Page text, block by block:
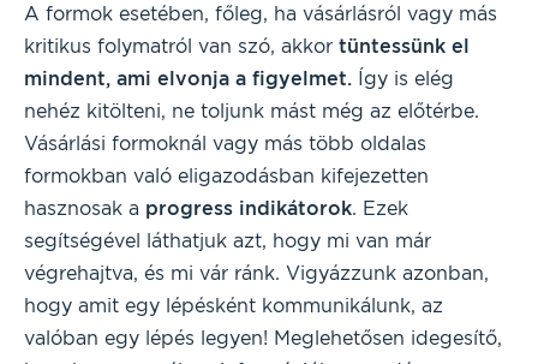
A formok esetében, főleg, ha vásárlásról vagy más
kritikus folymatról van szó, akkor tüntessünk el
mindent, ami elvonja a figyelmet. Így is elég
nehéz kitölteni, ne toljunk mást még az előtérbe.
Vásárlási formoknál vagy más több oldalas
formokban való eligazodásban kifejezetten
hasznosak a progress indikátorok. Ezek
segítségével láthatjuk azt, hogy mi van már
végrehajtva, és mi vár ránk. Vigyázzunk azonban,
hogy amit egy lépésként kommunikálunk, az
valóban egy lépés legyen! Meglehetősen idegesítő,